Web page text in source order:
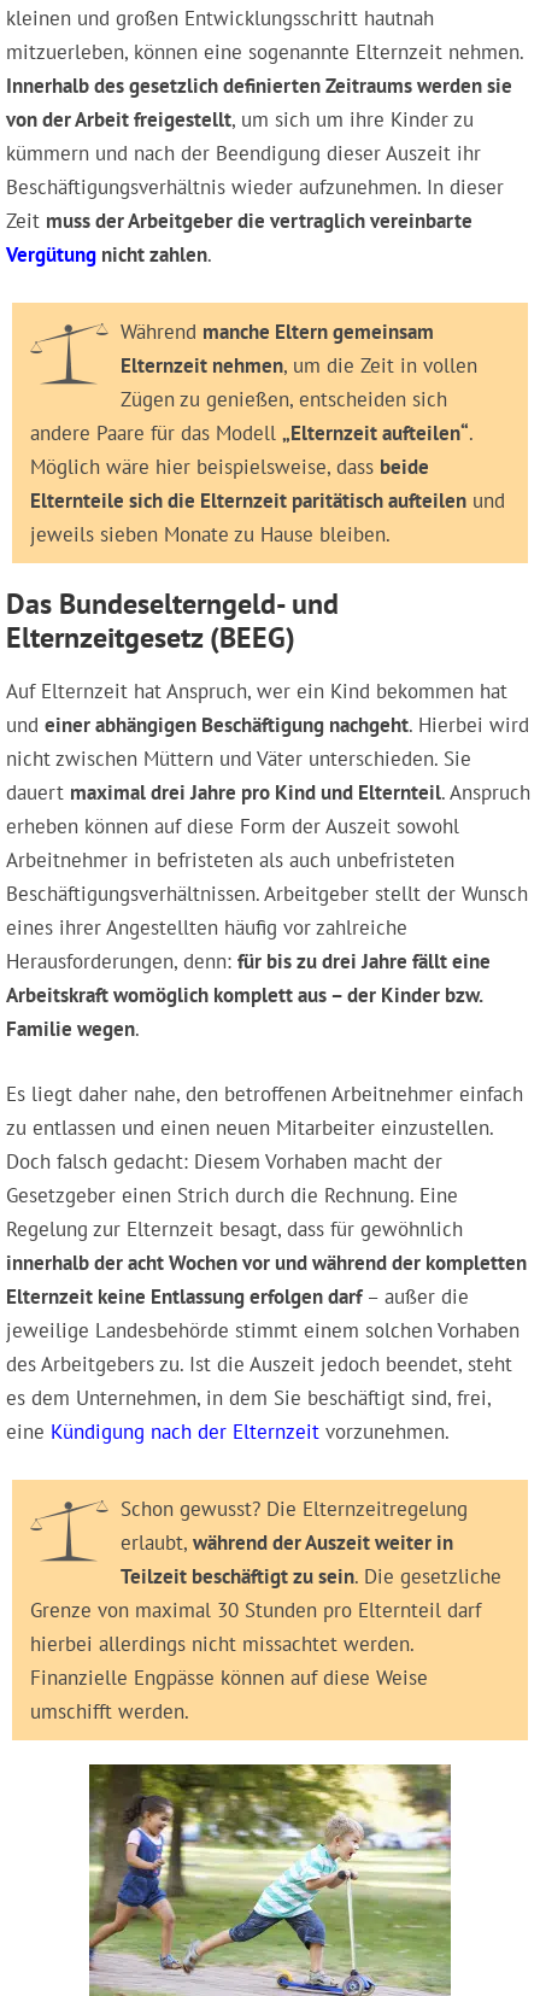
kleinen und großen Entwicklungsschritt hautnah
mitzuerleben, können eine sogenannte Elternzeit nehmen.
Innerhalb des gesetzlich definierten Zeitraums werden sie
von der Arbeit freigestellt, um sich um ihre Kinder zu
kümmern und nach der Beendigung dieser Auszeit ihr
Beschäftigungsverhältnis wieder aufzunehmen. In dieser
Zeit muss der Arbeitgeber die vertraglich vereinbarte
Vergütung nicht zahlen.
Während manche Eltern gemeinsam
Elternzeit nehmen, um die Zeit in vollen
Zügen zu genießen, entscheiden sich
andere Paare für das Modell „Elternzeit aufteilen“.
Möglich wäre hier beispielsweise, dass beide
Elternteile sich die Elternzeit paritätisch aufteilen und
jeweils sieben Monate zu Hause bleiben.
Das Bundeselterngeld- und
Elternzeitgesetz (BEEG)
Auf Elternzeit hat Anspruch, wer ein Kind bekommen hat
und einer abhängigen Beschäftigung nachgeht. Hierbei wird
nicht zwischen Müttern und Väter unterschieden. Sie
dauert maximal drei Jahre pro Kind und Elternteil. Anspruch
erheben können auf diese Form der Auszeit sowohl
Arbeitnehmer in befristeten als auch unbefristeten
Beschäftigungsverhältnissen. Arbeitgeber stellt der Wunsch
eines ihrer Angestellten häufig vor zahlreiche
Herausforderungen, denn: für bis zu drei Jahre fällt eine
Arbeitskraft womöglich komplett aus – der Kinder bzw.
Familie wegen.
Es liegt daher nahe, den betroffenen Arbeitnehmer einfach
zu entlassen und einen neuen Mitarbeiter einzustellen.
Doch falsch gedacht: Diesem Vorhaben macht der
Gesetzgeber einen Strich durch die Rechnung. Eine
Regelung zur Elternzeit besagt, dass für gewöhnlich
innerhalb der acht Wochen vor und während der kompletten
Elternzeit keine Entlassung erfolgen darf– außer die
jeweilige Landesbehörde stimmt einem solchen Vorhaben
des Arbeitgebers zu. Ist die Auszeit jedoch beendet, steht
es dem Unternehmen, in dem Sie beschäftigt sind, frei,
eine Kündigung nach der Elternzeit vorzunehmen.
Schon gewusst? Die Elternzeitregelung
erlaubt, während der Auszeit weiter in
Teilzeit beschäftigt zu sein. Die gesetzliche
Grenze von maximal 30 Stunden pro Elternteil darf
hierbei allerdings nicht missachtet werden.
Finanzielle Engpässe können auf diese Weise
umschifft werden.